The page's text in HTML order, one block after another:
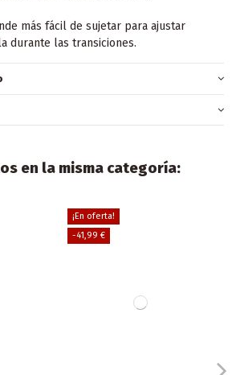
más fácil de sujetar para ajustar
durante las transiciones.
en la misma categoría:
¡En oferta!
-41,99 €